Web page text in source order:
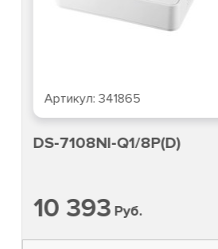
Артикул:341865
DS-7108NI-Q1/8P(D)
10 393 Руб.